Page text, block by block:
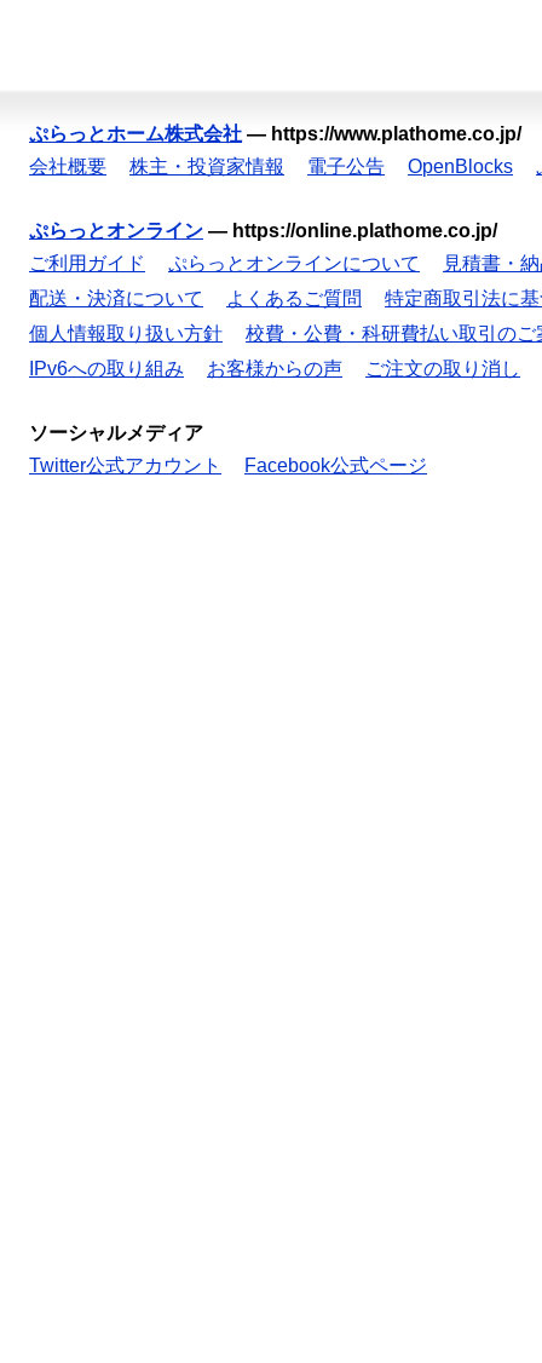
ぷらっとホーム株式会社 — https://www.plathome.co.jp/
会社概要
株主・投資家情報 電子公告 OpenBlocks
ぷらっとオンライン — https://online.plathome.co.jp/
ご利用ガイド
ぷらっとオンラインについて
見積書・
配送・決済について
よくあるご質問
特定商取引法に
個人情報取り扱い方針
校費・公費・科研費払い取引のご
IPv6への取り組み
お客様からの声 ご注文の取り消し
ソーシャルメディア
Twitter公式アカウント
Facebook公式ページ